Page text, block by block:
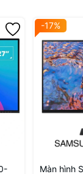
-17%
Màn hình